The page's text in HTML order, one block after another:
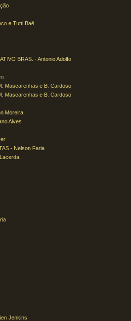
e Tutti Baê
BRAS. - Antonio Adolfo
Mascarenhas e B. Cardoso
Mascarenhas e B. Cardoso
Moreira
Alves
- Nelson Faria
Jenkins